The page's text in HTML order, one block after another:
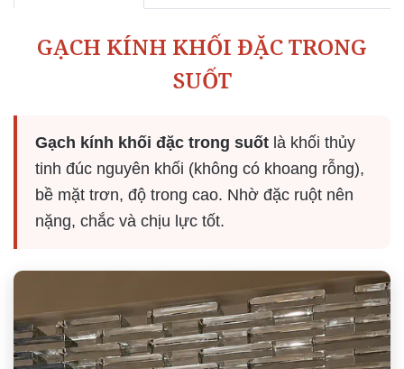
GẠCH KÍNH KHỐI ĐẶC TRONG
SUỐT
Gạch kính khối đặc trong suốt là khối thủy
tinh đúc nguyên khối (không có khoang rỗng),
bề mặt trơn, độ trong cao. Nhờ đặc ruột nên
nặng, chắc và chịu lực tốt.